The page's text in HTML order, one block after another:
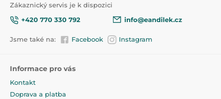
Zákaznický servis je k dispozici
+420 770 330 792
info@eandilek.cz
Jsme také na: Facebook Instagram
Informace pro vás
Kontakt
Doprava a platba